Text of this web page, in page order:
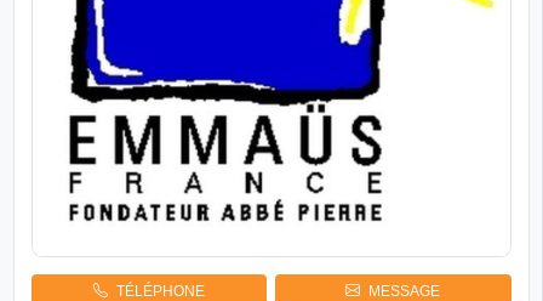
TÉLÉPHONE MESSAGE